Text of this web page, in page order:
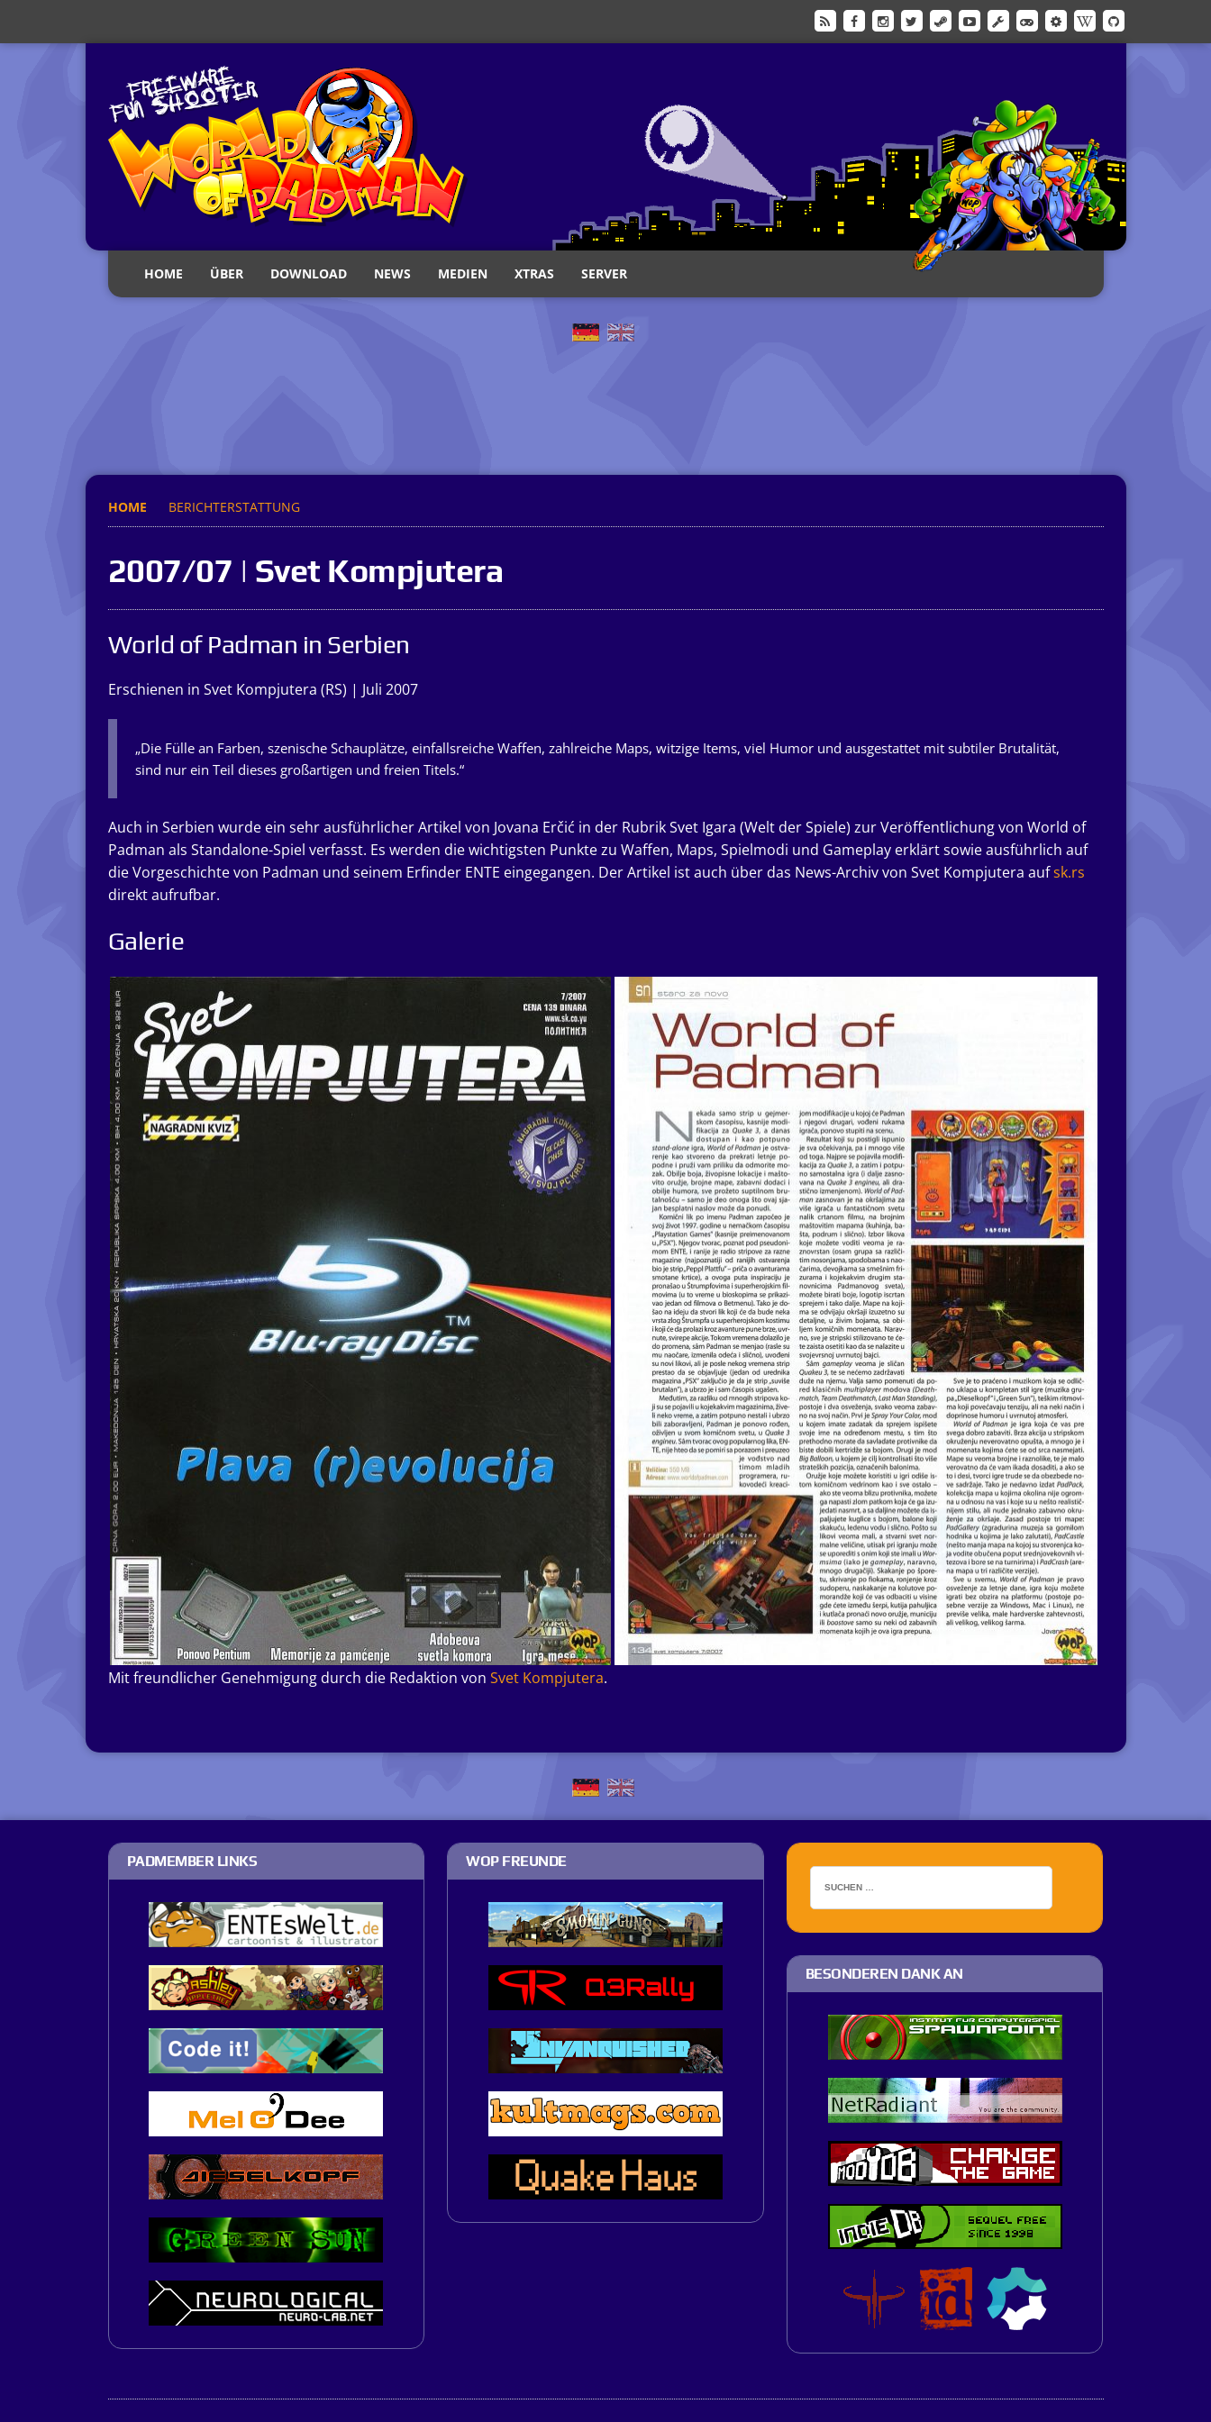
HOME ÜBER DOWNLOAD NEWS MEDIEN XTRAS SERVER
HOME BERICHTERSTATTUNG
2007/07 | Svet Kompjutera
World of Padman in Serbien
Erschienen in Svet Kompjutera (RS) | Juli 2007
„Die Fülle an Farben, szenische Schauplätze, einfallsreiche Waffen, zahlreiche Maps, witzige Items, viel Humor und ausgestattet mit subtiler Brutalität,
sind nur ein Teil dieses großartigen und freien Titels.“
Auch in Serbien wurde ein sehr ausführlicher Artikel von Jovana Erčić in der Rubrik Svet Igara (Welt der Spiele) zur Veröffentlichung von World of
Padman als Standalone-Spiel verfasst. Es werden die wichtigsten Punkte zu Waffen, Maps, Spielmodi und Gameplay erklärt sowie ausführlich auf
die Vorgeschichte von Padman und seinem Erfinder ENTE eingegangen. Der Artikel ist auch über das News-Archiv von Svet Kompjutera aufsk.rs
direkt aufrufbar.
Galerie
Mit freundlicher Genehmigung durch die Redaktion von Svet Kompjutera.
PADMEMBER LINKS WOP FREUNDE
BESONDEREN DANK AN